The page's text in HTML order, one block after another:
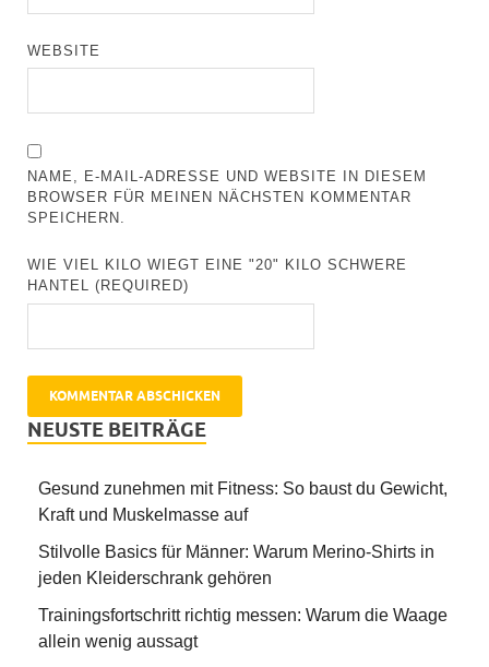
WEBSITE
NAME, E-MAIL-ADRESSE UND WEBSITE IN DIESEM
BROWSER FÜR MEINEN NÄCHSTEN KOMMENTAR
SPEICHERN.
WIE VIEL KILO WIEGT EINE "20" KILO SCHWERE
HANTEL (REQUIRED)
NEUSTE BEITRÄGE
Gesund zunehmen mit Fitness: So baust du Gewicht,
Kraft und Muskelmasse auf
Stilvolle Basics für Männer: Warum Merino-Shirts in
jeden Kleiderschrank gehören
Trainingsfortschritt richtig messen: Warum die Waage
allein wenig aussagt